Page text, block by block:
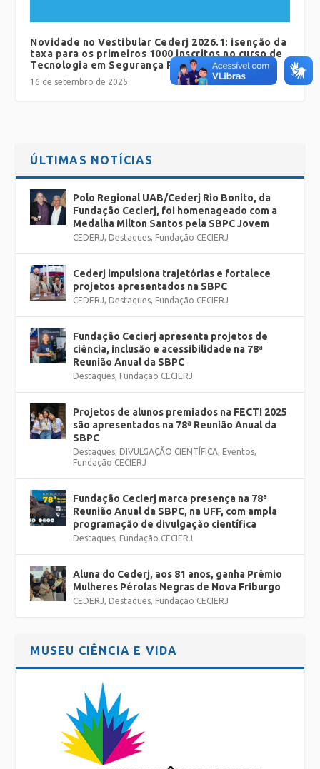
Novidade no Vestibular Cederj 2026.1: isenção da
taxa para os primeiros 1000 inscritos no curso de
Tecnologia em Segurança Pública (UFF)
16 de setembro de 2025
ÚLTIMAS NOTÍCIAS
Polo Regional UAB/Cederj Rio Bonito, da
Fundação Cecierj, foi homenageado com a
Medalha Milton Santos pela SBPC Jovem
CEDERJ, Destaques, Fundação CECIERJ
Cederj impulsiona trajetórias e fortalece
projetos apresentados na SBPC
CEDERJ, Destaques, Fundação CECIERJ
Fundação Cecierj apresenta projetos de
ciência, inclusão e acessibilidade na 78ª
Reunião Anual da SBPC
Destaques, Fundação CECIERJ
Projetos de alunos premiados na FECTI 2025
são apresentados na 78ª Reunião Anual da
SBPC
Destaques, DIVULGAÇÃO CIENTÍFICA, Eventos,
Fundação CECIERJ
Fundação Cecierj marca presença na 78ª
Reunião Anual da SBPC, na UFF, com ampla
programação de divulgação científica
Destaques, Fundação CECIERJ
Aluna do Cederj, aos 81 anos, ganha Prêmio
Mulheres Pérolas Negras de Nova Friburgo
CEDERJ, Destaques, Fundação CECIERJ
MUSEU CIÊNCIA E VIDA